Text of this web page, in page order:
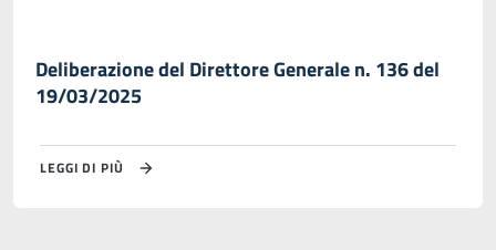
Deliberazione del Direttore Generale n. 136 del
19/03/2025
LEGGI DI PIÙ